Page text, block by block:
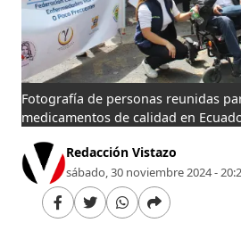
Fotografía de personas reunidas
medicamentos de calidad en
Redacción Vistazo
sábado, 30 noviembre 2024 -